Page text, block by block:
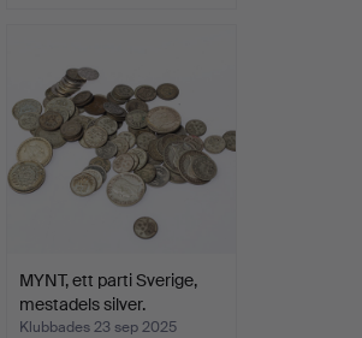
MYNT, ett parti Sverige,
mestadels silver.
Klubbades 23 sep 2025